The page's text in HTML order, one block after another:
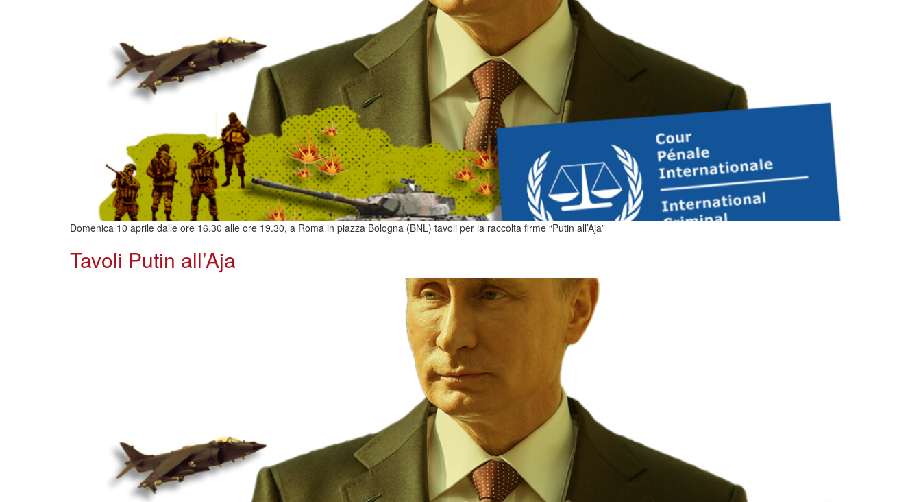
Domenica 10 aprile dalle ore 16.30 alle ore 19.30, a Roma in piazza Bologna (BNL) tavoli per la raccolta firme “Putin all’Aja”
Tavoli Putin all’Aja